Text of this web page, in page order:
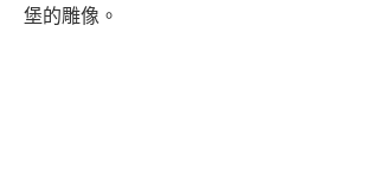
堡的雕像。